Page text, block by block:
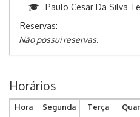
Paulo Cesar Da Silva
Reservas:
Não possui reservas.
Horários
Hora Segunda Terça